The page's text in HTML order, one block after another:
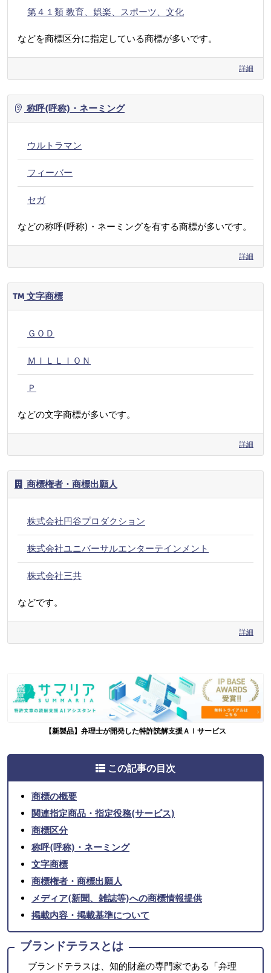
第４１類 教育、娯楽、スポーツ、文化
などを商標区分に指定している商標が多いです。
詳細
称呼(呼称)・ネーミング
ウルトラマン
フィーバー
セガ
などの称呼(呼称)・ネーミングを有する商標が多いです。
詳細
文字商標
ＧＯＤ
ＭＩＬＬＩＯＮ
Ｐ
などの文字商標が多いです。
詳細
商標権者・商標出願人
株式会社円谷プロダクション
株式会社ユニバーサルエンターテインメント
株式会社三共
などです。
詳細
【新製品】弁理士が開発した特許読解支援ＡＩサービス
この記事の目次
商標の概要
関連指定商品・指定役務(サービス)
商標区分
称呼(呼称)・ネーミング
文字商標
商標権者・商標出願人
メディア(新聞、雑誌等)への商標情報提供
掲載内容・掲載基準について
ブランドテラスとは
ブランドテラスは、知的財産の専門家である「弁理